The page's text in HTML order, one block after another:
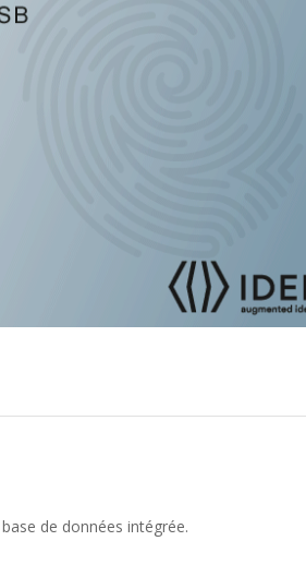
de données intégrée.